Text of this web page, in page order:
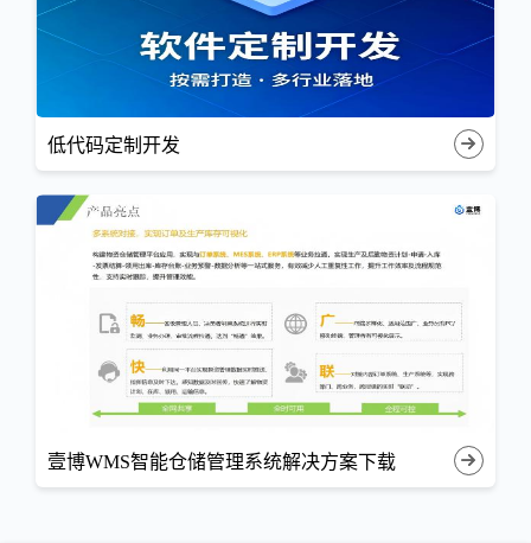
低代码定制开发
壹博WMS智能仓储管理系统解决方案下载